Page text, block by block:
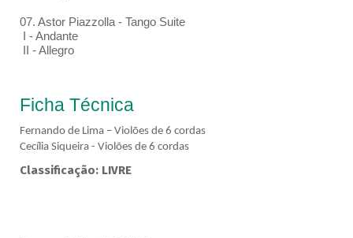
07. Astor Piazzolla - Tango Suite
I - Andante
II - Allegro
Ficha Técnica
Fernando de Lima – Violões de 6 cordas
Cecília Siqueira - Violões de 6 cordas
Classificação: LIVRE